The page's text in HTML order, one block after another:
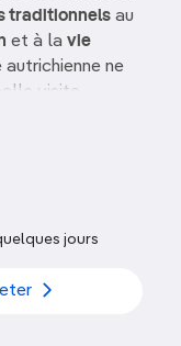
traditionnels au
et à la vie
ne
visite.
d'une
à
deKlimt, Schiele
ignorer le
aussi
jours